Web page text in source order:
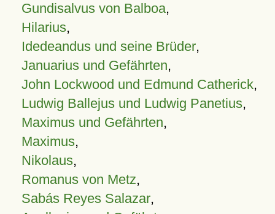
Gundisalvus von Balboa,
Hilarius,
Idedeandus und seine Brüder,
Januarius und Gefährten,
John Lockwood und Edmund Catherick,
Ludwig Ballejus und Ludwig Panetius,
Maximus und Gefährten,
Maximus,
Nikolaus,
Romanus von Metz,
Sabás Reyes Salazar,